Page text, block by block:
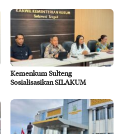
Kemenkum Sulteng
Sosialisasikan SILAKUM